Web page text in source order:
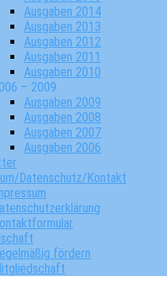
Ausgaben 2014
Ausgaben 2013
Ausgaben 2012
Ausgaben 2011
Ausgaben 2010
– 2009
Ausgaben 2009
Ausgaben 2008
Ausgaben 2007
Ausgaben 2006
Datenschutz/Kontakt
fördern